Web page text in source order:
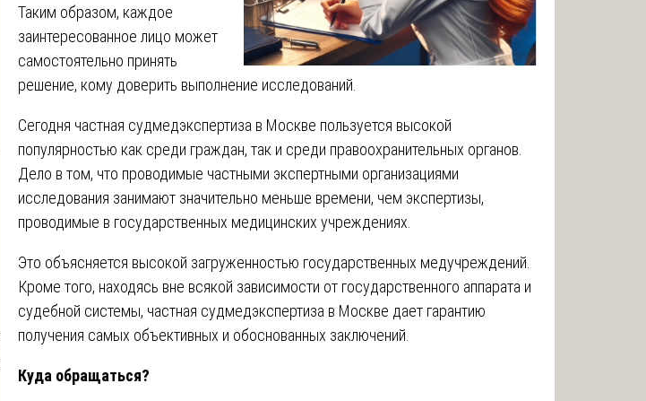
Таким образом, каждое
заинтересованное лицо может
самостоятельно принять
решение, кому доверить выполнение исследований.
Сегодня частная судмедэкспертиза в Москве пользуется высокой
популярностью как среди граждан, так и среди правоохранительных органов.
Дело в том, что проводимые частными экспертными организациями
исследования занимают значительно меньше времени, чем экспертизы,
проводимые в государственных медицинских учреждениях.
Это объясняется высокой загруженностью государственных медучреждений.
Кроме того, находясь вне всякой зависимости от государственного аппарата и
судебной системы, частная судмедэкспертиза в Москве дает гарантию
получения самых объективных и обоснованных заключений.
Куда обращаться?